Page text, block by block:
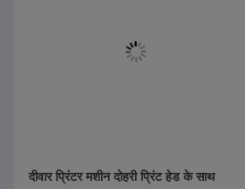
दीवार प्रिंटर मशीन दोहरी प्रिंट हेड के साथ